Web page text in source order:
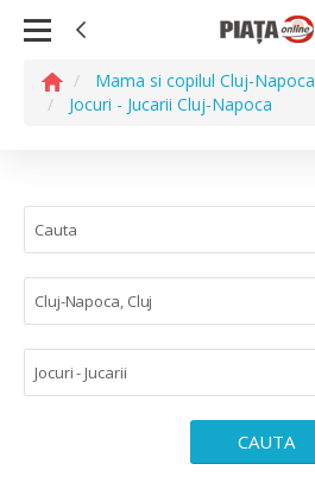
Mama si copilul Cluj-Napoca
Jocuri - Jucarii Cluj-Napoca
Cluj-Napoca, Cluj
Jocuri - Jucarii
CAUTA